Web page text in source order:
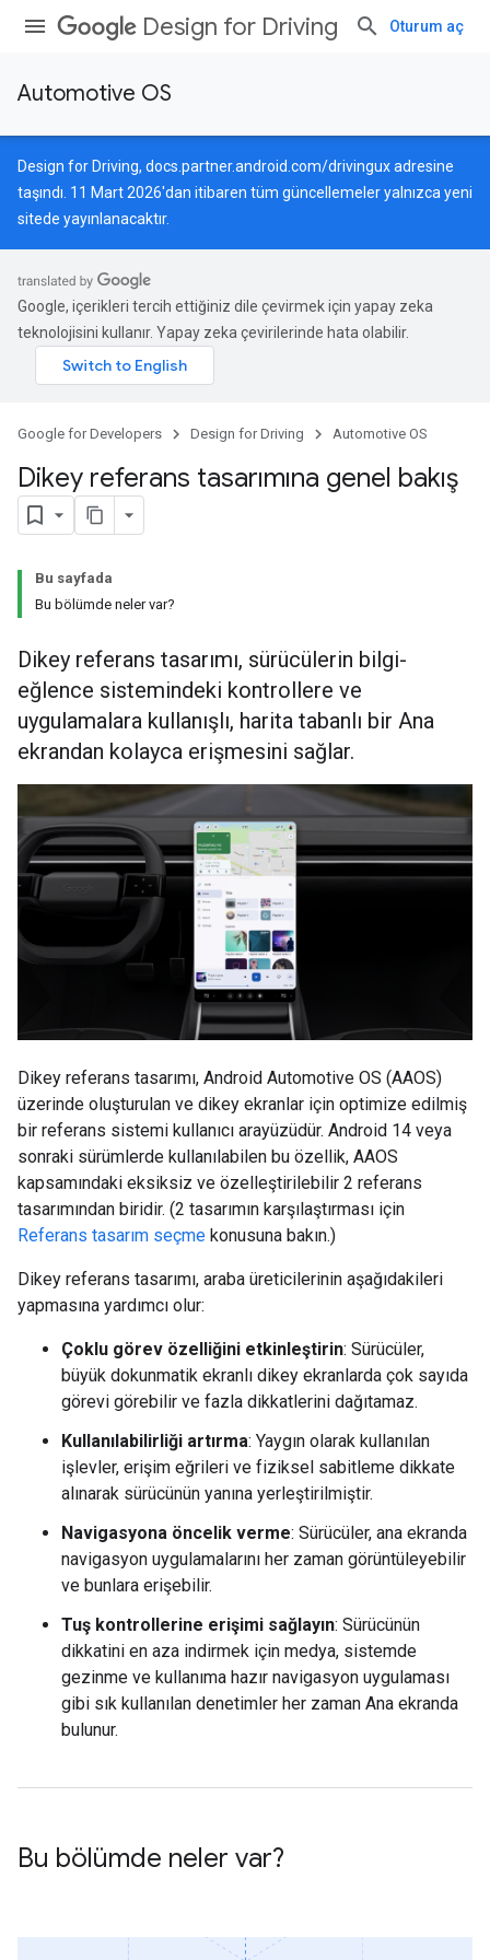
Design for Driving Oturum aç
Automotive OS
Design for Driving, docs.partner.android.com/drivinguxadresine
taşındı. 11 Mart 2026'dan itibaren tüm güncellemeler yalnızca yeni
sitede yayınlanacaktır.
Google, içerikleri tercih ettiğiniz dile çevirmek için yapay zeka
teknolojisini kullanır. Yapay zeka çevirilerinde hata olabilir.
Google for Developers Design for Driving Automotive OS
Dikey referans tasarımına genel bakış
Bu sayfada
Bu bölümde neler var?
Dikey referans tasarımı, sürücülerin bilgi-
eğlence sistemindeki kontrollere ve
uygulamalara kullanışlı, harita tabanlı bir Ana
ekrandan kolayca erişmesini sağlar.
Dikey referans tasarımı, Android Automotive OS (AAOS)
üzerinde oluşturulan ve dikey ekranlar için optimize edilmiş
bir referans sistemi kullanıcı arayüzüdür. Android 14 veya
sonraki sürümlerde kullanılabilen bu özellik, AAOS
kapsamındaki eksiksiz ve özelleştirilebilir 2 referans
tasarımından biridir. (2 tasarımın karşılaştırması için
Referans tasarım seçme konusuna bakın.)
Dikey referans tasarımı, araba üreticilerinin aşağıdakileri
yapmasına yardımcı olur:
Çoklu görev özelliğini etkinleştirin: Sürücüler,
büyük dokunmatik ekranlı dikey ekranlarda çok sayıda
görevi görebilir ve fazla dikkatlerini dağıtamaz.
Kullanılabilirliği artırma: Yaygın olarak kullanılan
işlevler, erişim eğrileri ve fiziksel sabitleme dikkate
alınarak sürücünün yanına yerleştirilmiştir.
Navigasyona öncelik verme: Sürücüler, ana ekranda
navigasyon uygulamalarını her zaman görüntüleyebilir
ve bunlara erişebilir.
Tuş kontrollerine erişimi sağlayın: Sürücünün
dikkatini en aza indirmek için medya, sistemde
gezinme ve kullanıma hazır navigasyon uygulaması
gibi sık kullanılan denetimler her zaman Ana ekranda
bulunur.
Bu bölümde neler var?